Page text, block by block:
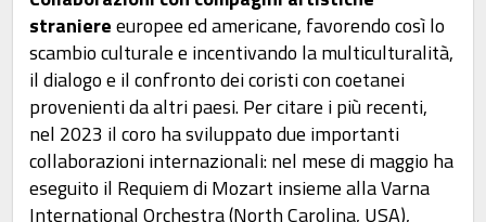
straniereeuropee ed americane, favorendo così lo
scambio culturale e incentivando la multiculturalità,
il dialogo e il confronto dei coristi con coetanei
provenienti da altri paesi. Per citare i più recenti,
nel 2023 il coro ha sviluppato due importanti
collaborazioni internazionali: nel mese di maggio ha
eseguito il Requiem di Mozart insieme alla Varna
International Orchestra (North Carolina, USA),